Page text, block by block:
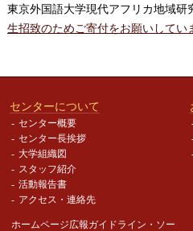
東京外国語大学現代アフリカ地域研
生招致のためご寄付をお願いしてい
センターについて
センター概要
センター長挨拶
大学組織図
スタッフ紹介
活動報告書
アクセス・連絡先
ホームページ広報ガイドライン・ ソー